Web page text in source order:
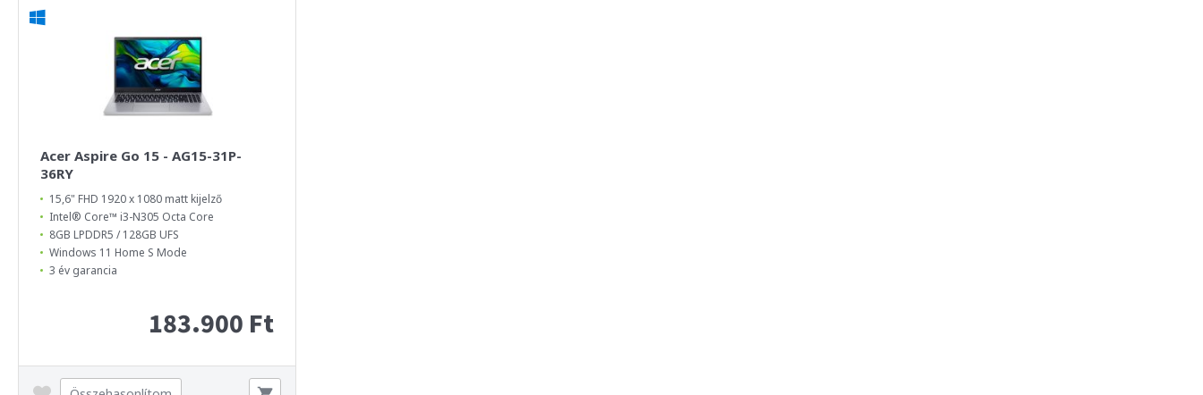
Acer Aspire Go 15 - AG15-31P-
36RY
15,6" FHD 1920 x 1080 matt kijelző
Intel® Core™ i3-N305 Octa Core
8GB LPDDR5 / 128GB UFS
Windows 11 Home S Mode
3 év garancia
183.900 Ft